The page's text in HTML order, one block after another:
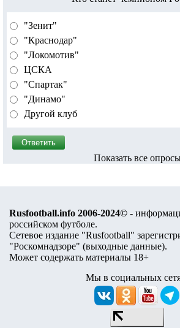
"Зенит"
"Краснодар"
"Локомотив"
ЦСКА
"Спартак"
"Динамо"
Другой клуб
Показать все
Rusfootball.info 2006-2024© -
российском футболе.
Сетевое издание "Rusfootball"
"Роскомнадзоре" (выходные данные).
Может содержать материалы 18+
Мы в социальных